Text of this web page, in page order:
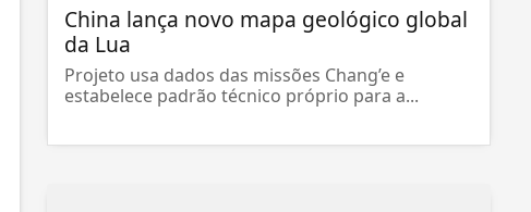
China lança novo mapa geológico global
da Lua
Projeto usa dados das missões Chang’e e
estabelece padrão técnico próprio para a...